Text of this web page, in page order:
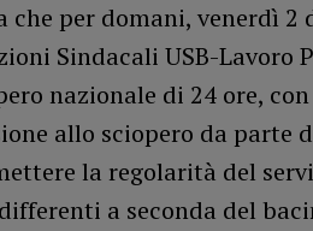
che per domani, venerdì 2
Sindacali USB-Lavoro
nazionale di 24 ore,
allo sciopero da parte
la regolarità del
a seconda del